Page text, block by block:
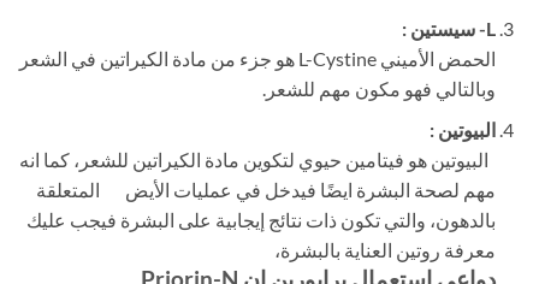
L- سيستين :
الحمض الأميني L-Cystine هو جزء من مادة الكيراتين في الشعر
وبالتالي فهو مكون مهم للشعر.
البيوتين :
البيوتين هو فيتامين حيوي لتكوين مادة الكيراتين للشعر، كما انه
مهم لصحة البشرة ايضًا فيدخل في عمليات الأيض المتعلقة
بالدهون، والتي تكون ذات نتائج إيجابية على البشرة فيجب عليك
معرفة روتين العناية بالبشرة،